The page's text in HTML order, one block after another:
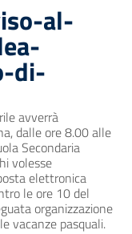
al-
di-
avverrà
dalle ore 8.00 alle
Secondaria
volesse
elettronica
le ore 10 del
organizzazione
vacanze pasquali.